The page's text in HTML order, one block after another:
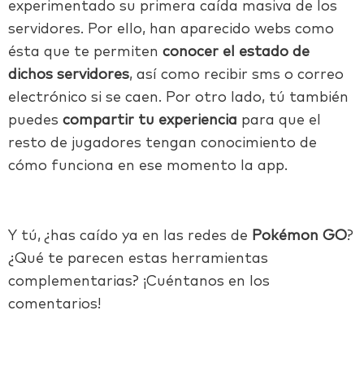
experimentado su primera caída masiva de los
servidores. Por ello, han aparecido webs como
ésta que te permiten conocer el estado de
dichos servidores, así como recibir sms o correo
electrónico si se caen. Por otro lado, tú también
puedes compartir tu experiencia para que el
resto de jugadores tengan conocimiento de
cómo funciona en ese momento la app.
Y tú, ¿has caído ya en las redes de Pokémon GO?
¿Qué te parecen estas herramientas
complementarias? ¡Cuéntanos en los
comentarios!